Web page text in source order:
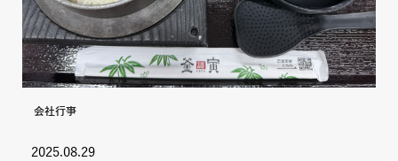
会社行事
2025.08.29